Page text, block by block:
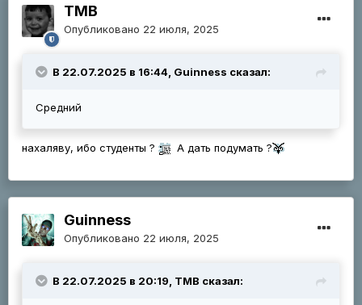
ТМВ
Опубликовано 22 июля, 2025
В 22.07.2025 в 16:44, Guinness сказал:
Средний
нахаляву, ибо студенты ? А дать подумать ?
Guinness
Опубликовано 22 июля, 2025
В 22.07.2025 в 20:19, ТМВ сказал: